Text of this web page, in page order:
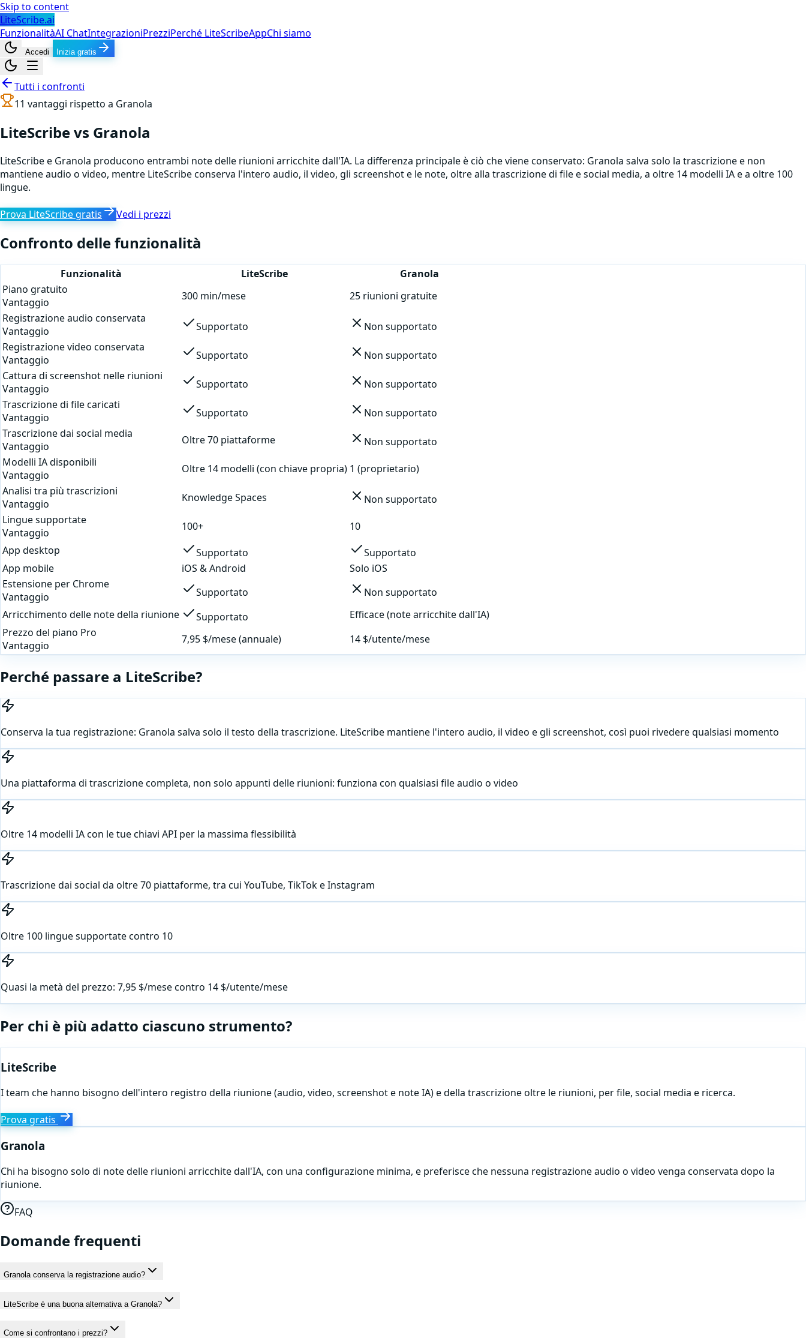
Skip to content
LiteScribe.ai
FunzionalitàAI ChatIntegrazioniPrezziPerché LiteScribeAppChi siamo
Accedi Inizia gratis
Tutti i confronti
11 vantaggi rispetto a Granola
LiteScribe vs Granola
LiteScribe e Granola producono entrambi note delle riunioni arricchite dall'IA. La differenza principale è ciò che viene conservato: Granola salva solo la trascrizione e non
mantiene audio o video, mentre LiteScribe conserva l'intero audio, il video, gli screenshot e le note, oltre alla trascrizione di file e social media, a oltre 14 modelli IA e a oltre 100
lingue.
Prova LiteScribe gratis Vedi i prezzi
Confronto delle funzionalità
Funzionalità LiteScribe
Granola
Piano gratuito
Vantaggio
300 min/mese
25 riunioni gratuite
Registrazione audio conservata
Vantaggio
Supportato
Non supportato
Registrazione video conservata
Vantaggio
Supportato
Non supportato
Cattura di screenshot nelle riunioni
Vantaggio
Supportato
Non supportato
Trascrizione di file caricati
Vantaggio
Supportato
Non supportato
Trascrizione dai social media
Vantaggio
Oltre 70 piattaforme
Non supportato
Modelli IA disponibili
Vantaggio
Oltre 14 modelli (con chiave propria) 1 (proprietario)
Analisi tra più trascrizioni
Vantaggio
Knowledge Spaces
Non supportato
Lingue supportate
Vantaggio
100+
10
App desktop
Supportato
Supportato
App mobile
iOS & Android
Solo iOS
Estensione per Chrome
Vantaggio
Supportato
Non supportato
Arricchimento delle note della riunione
Supportato
Efficace (note arricchite dall'IA)
Prezzo del piano Pro
Vantaggio
7,95 $/mese (annuale) 14 $/utente/mese
Perché passare a LiteScribe?
Conserva la tua registrazione: Granola salva solo il testo della trascrizione. LiteScribe mantiene l'intero audio, il video e gli screenshot, così puoi rivedere qualsiasi momento
Una piattaforma di trascrizione completa, non solo appunti delle riunioni: funziona con qualsiasi file audio o video
Oltre 14 modelli IA con le tue chiavi API per la massima flessibilità
Trascrizione dai social da oltre 70 piattaforme, tra cui YouTube, TikTok e Instagram
Oltre 100 lingue supportate contro 10
Quasi la metà del prezzo: 7,95 $/mese contro 14 $/utente/mese
Per chi è più adatto ciascuno strumento?
LiteScribe
I team che hanno bisogno dell'intero registro della riunione (audio, video, screenshot e note IA) e della trascrizione oltre le riunioni, per file, social media e ricerca.
Prova gratis
Granola
Chi ha bisogno solo di note delle riunioni arricchite dall'IA, con una configurazione minima, e preferisce che nessuna registrazione audio o video venga conservata dopo la
riunione.
FAQ
Domande frequenti
Granola conserva la registrazione audio?
LiteScribe è una buona alternativa a Granola?
Come si confrontano i prezzi?